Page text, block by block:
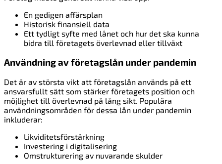
En gedigen affärsplan
Historisk finansiell data
Ett tydligt syfte med lånet och hur det ska kunna
bidra till företagets överlevnad eller tillväxt
Användning av företagslån under pandemin
Det är av största vikt att företagslån används på ett
ansvarsfullt sätt som stärker företagets position och
möjlighet till överlevnad på lång sikt. Populära
användningsområden för dessa lån under pandemin
inkluderar:
Likviditetsförstärkning
Investering i digitalisering
Omstrukturering av nuvarande skulder